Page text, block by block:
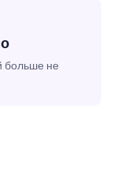
больше не